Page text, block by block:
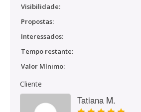
Visibilidade:
Propostas:
Interessados:
Tempo restante:
Valor Mínimo:
Cliente
Tatiana M.